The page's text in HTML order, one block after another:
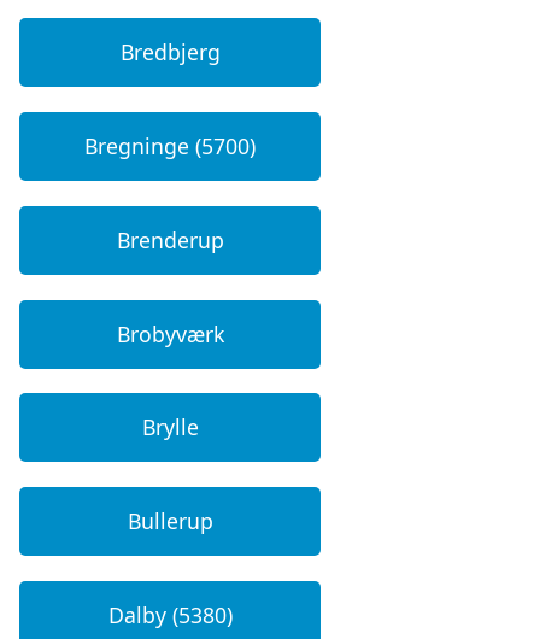
Bredbjerg
Bregninge (5700)
Brenderup
Brobyværk
Brylle
Bullerup
Dalby (5380)